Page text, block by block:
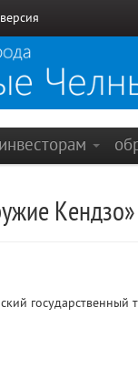
инвесторам
Кендзо»